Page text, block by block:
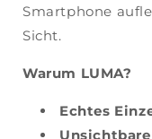
Smartphone
Sicht.
Warum LUMA?
Echtes